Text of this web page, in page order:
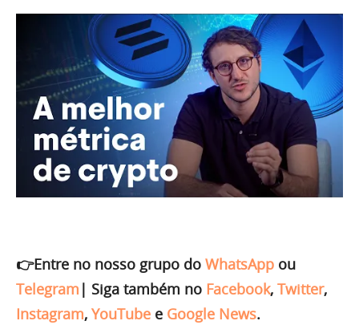
👉Entre no nosso grupo do WhatsApp ou
Telegram | Siga também no Facebook, Twitter,
Instagram, YouTube e Google News.